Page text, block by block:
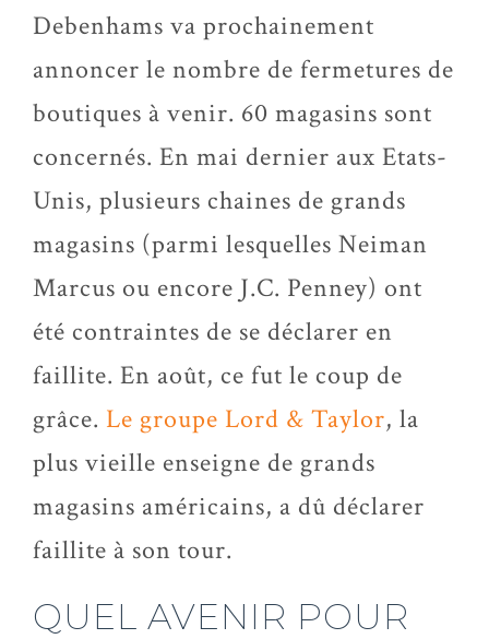
Debenhams va prochainement
annoncer le nombre de fermetures de
boutiques à venir. 60 magasins sont
concernés. En mai dernier aux Etats-
Unis, plusieurs chaines de grands
magasins (parmi lesquelles Neiman
Marcus ou encore J.C. Penney) ont
été contraintes de se déclarer en
faillite. En août, ce fut le coup de
grâce. Le groupe Lord & Taylor, la
plus vieille enseigne de grands
magasins américains, a dû déclarer
faillite à son tour.
QUEL AVENIR POUR